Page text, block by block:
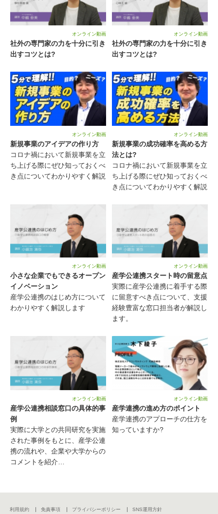
オンライン動画
社外の専門家の力を十分に引き
出すコツとは?
オンライン動画
社外の専門家の力を十分に引き
出すコツとは?
オンライン動画
新規事業のアイデアの作り方
コロナ禍において新規事業を立
ち上げる際にぜひ知っておくべ
き点についてわかりやすく解説
オンライン動画
新規事業の成功確率を高める方
法とは?
コロナ禍において新規事業を立
ち上げる際にぜひ知っておくべ
き点についてわかりやすく解説
オンライン動画
小さな企業でもできるオープン
イノベーション
産学公連携のはじめ方について
わかりやすく解説します
オンライン動画
産学公連携スタート時の留意点
実際に産学公連携に着手する際
に留意すべき点について、支援
経験豊富な窓口担当者が解説し
ます。
オンライン動画
産学公連携相談窓口の具体的事
例
実際に大学との共同研究を実施
された事例をもとに、産学公連
携の流れや、企業や大学からの
コメントを紹介…
オンライン動画
産学連携の進め方のポイント
産学連携のアプローチの仕方を
知っていますか?
利用規約 免責事項 プライバシーポリシー SNS運用方針